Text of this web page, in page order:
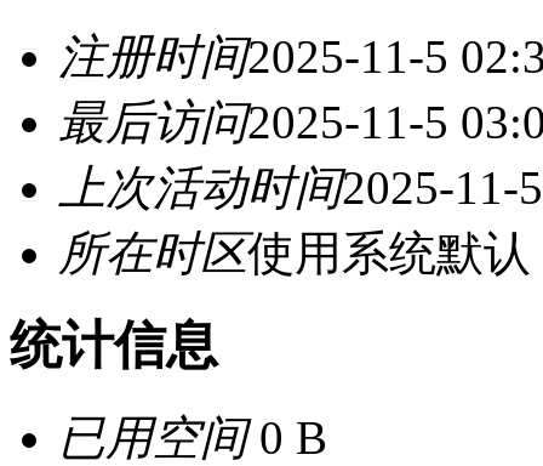
注册时间2025-11-5
最后访问2025-11-5
上次活动时间2025-11-
所在时区使用系统默认
统计信息
已用空间0 B